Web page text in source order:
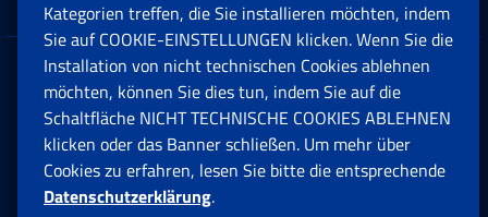
Datenschutz
Cookie einstellungen
Multikanal-Contact Center
Kategorien treffen, die Sie installieren möchten, indem
Sie auf COOKIE-EINSTELLUNGEN klicken. Wenn Sie die
Installation von nicht technischen Cookies ablehnen
möchten, können Sie dies tun, indem Sie auf die
Schaltfläche NICHT TECHNISCHE COOKIES ABLEHNEN
klicken oder das Banner schließen. Um mehr über
Cookies zu erfahren, lesen Sie bitte die entsprechende
Datenschutzerklärung.